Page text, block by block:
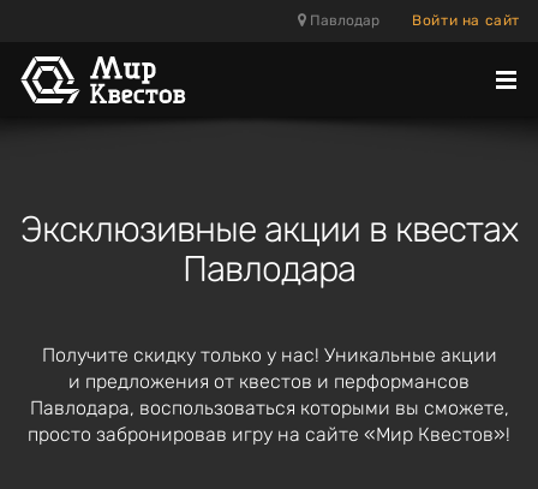
Павлодар Войти на сайт
Эксклюзивные акции в квестах
Павлодара
Получите скидку только у нас! Уникальные акции
и предложения от квестов и перформансов
Павлодара, воспользоваться которыми вы сможете,
просто забронировав игру на сайте «Мир Квестов»!